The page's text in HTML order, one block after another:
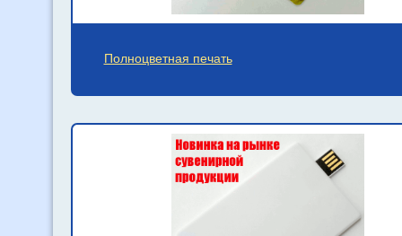
Полноцветная печать